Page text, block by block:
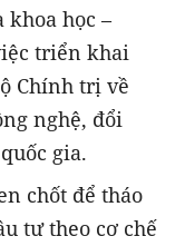
học –
triển khai
Chính trị về
nghệ, đổi
gia.
chốt để tháo
tư theo cơ chế